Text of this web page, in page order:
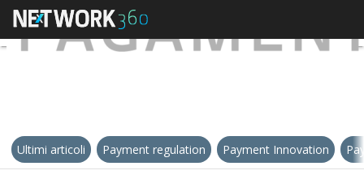
Ultimi articoli Payment regulation Payment Innovation